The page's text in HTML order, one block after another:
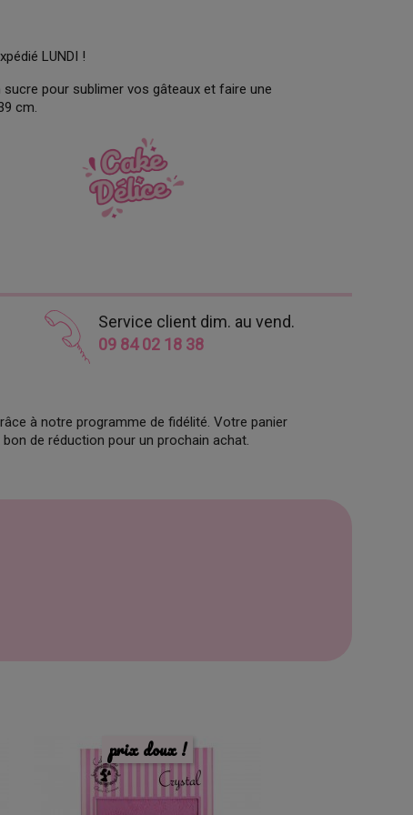
LUNDI !
pour sublimer vos gâteaux et faire une
cm.
Service client dim. au vend.
09 84 02 18 38
à notre programme de fidélité. Votre panier
de réduction pour un prochain achat.
prix doux !